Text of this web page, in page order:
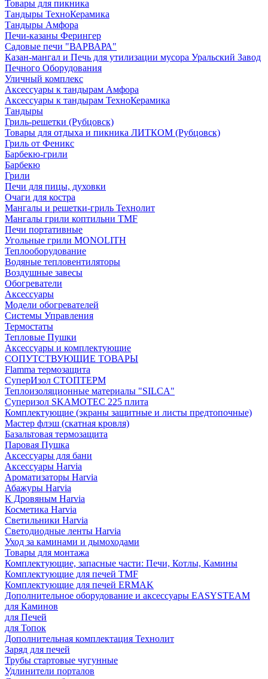
Товары для пикника
Тандыры ТехноКерамика
Тандыры Амфора
Печи-казаны Ферингер
Садовые печи "ВАРВАРА"
Казан-мангал и Печь для утилизации мусора Уральский Завод
Печного Оборудования
Уличный комплекс
Аксессуары к тандырам Амфора
Аксессуары к тандырам ТехноКерамика
Тандыры
Гриль-решетки (Рубцовск)
Товары для отдыха и пикника ЛИТКОМ (Рубцовск)
Гриль от Феникс
Барбекю-грили
Барбекю
Грили
Печи для пицы, духовки
Очаги для костра
Мангалы и решетки-гриль Технолит
Мангалы грили коптильни TMF
Печи портативные
Угольные грили MONOLITH
Теплооборудование
Водяные тепловентиляторы
Воздушные завесы
Обогреватели
Аксессуары
Модели обогревателей
Системы Управления
Термостаты
Тепловые Пушки
Аксессуары и комплектующие
СОПУТСТВУЮЩИЕ ТОВАРЫ
Flamma термозащита
СуперИзол СТОПТЕРМ
Теплоизоляционные материалы "SILCA"
Суперизол SKAMOTEC 225 плита
Комплектующие (экраны защитные и листы предтопочные)
Мастер флэш (скатная кровля)
Базальтовая термозащита
Паровая Пушка
Аксессуары для бани
Аксессуары Harvia
Ароматизаторы Harvia
Абажуры Harvia
К Дровяным Harvia
Косметика Harvia
Светильники Harvia
Светодиодные ленты Harvia
Уход за каминами и дымоходами
Товары для монтажа
Комплектующие, запасные части: Печи, Котлы, Камины
Комплектующие для печей TMF
Комплектующие для печей ERMAK
Дополнительное оборудование и аксессуары EASYSTEAM
для Каминов
для Печей
для Топок
Дополнительная комплектация Технолит
Заряд для печей
Трубы стартовые чугунные
Удлинители порталов